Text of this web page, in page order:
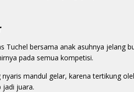
bersama anak asuhnya jelang
pada semua kompetisi.
mandul gelar, karena tertikung
jadi juara.